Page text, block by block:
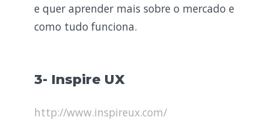
e quer aprender mais sobre o mercado e
como tudo funciona.
3- Inspire UX
http://www.inspireux.com/